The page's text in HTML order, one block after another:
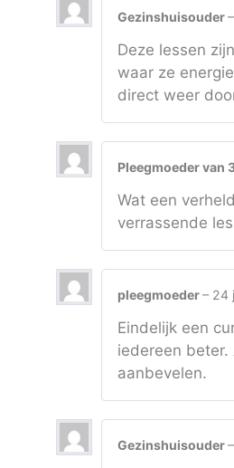
Gezinshuisouder–
Deze lessen
waar ze
direct weer
Pleegmoeder van
Wat een
verrassende
pleegmoeder– 24
Eindelijk een
iedereen
aanbevelen.
Gezinshuisouder–